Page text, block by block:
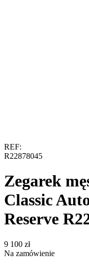
REF:
R22878045
Zegarek
Classic
Reserve
‍9 100‍ zł
Na zamówienie